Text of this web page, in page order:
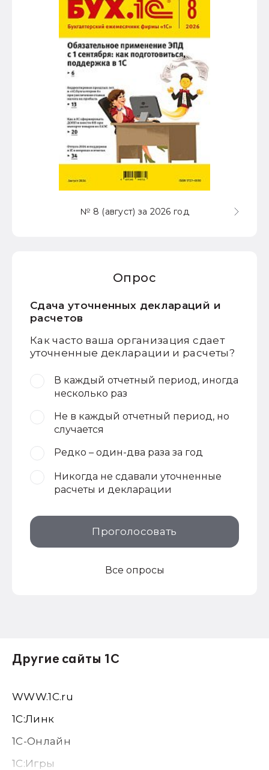
№ 8 (август) за 2026 год
Опрос
Сдача уточненных деклараций и
расчетов
Как часто ваша организация сдает
уточненные декларации и расчеты?
В каждый отчетный период, иногда
несколько раз
Не в каждый отчетный период, но
случается
Редко – один-два раза за год
Никогда не сдавали уточненные
расчеты и декларации
Проголосовать
Все опросы
Другие сайты 1С
WWW.1С.ru
1С:Линк
1С-Онлайн
1C:Игры